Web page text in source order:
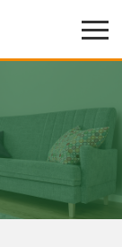
activades